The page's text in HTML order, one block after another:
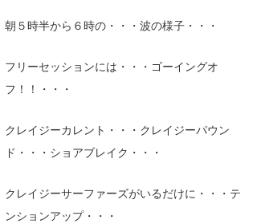
朝５時半から６時の・・・波の様子・・・
フリーセッションには・・・ゴーイングオ
フ！！・・・
クレイジーカレント・・・クレイジーパウン
ド・・・ショアブレイク・・・
クレイジーサーファーズがいるだけに・・・テ
ンションアップ・・・